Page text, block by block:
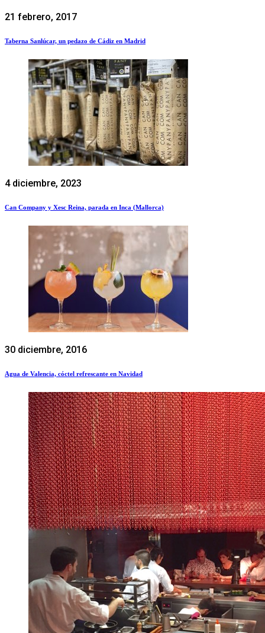
21 febrero, 2017
Taberna Sanlúcar, un pedazo de Cádiz en Madrid
4 diciembre, 2023
Can Company y Xesc Reina, parada en Inca (Mallorca)
30 diciembre, 2016
Agua de Valencia, cóctel refrescante en Navidad